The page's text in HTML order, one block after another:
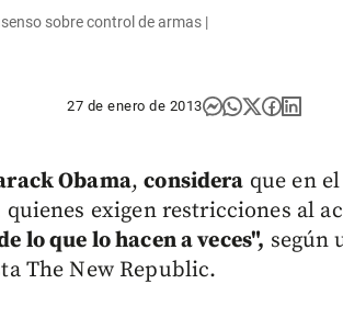
sobre control de armas |
27 de enero de 2013
Obama,considera que en
quienes exigen restricciones al
lo que lo hacen a veces", según
The New Republic.